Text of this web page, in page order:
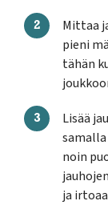
Mittaa
pieni
tähän
Lisää
noin
ja